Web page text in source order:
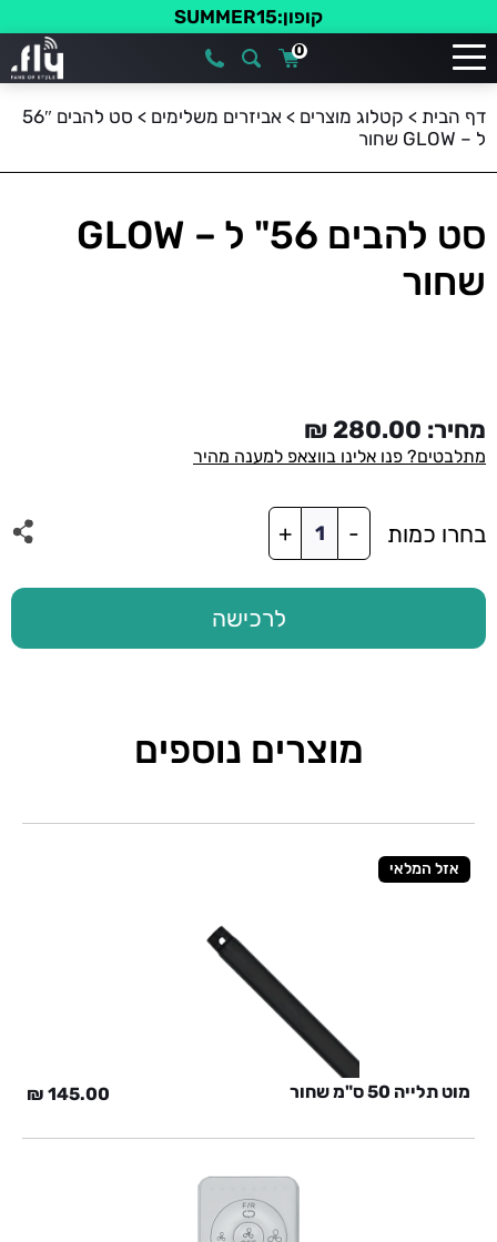
קופון:SUMMER15
0
דף הבית > קטלוג מוצרים > אביזרים משלימים >
סט להבים 56″
ל – GLOW שחור
סט להבים 56" ל – GLOW
שחור
מחיר: 280.00
₪
מתלבטים? פנו אלינו בווצאפ למענה מהיר
בחרו כמות -
של
סט
להבים
-
+
לרכישה
מוצרים נוספים
אזל המלאי
מוט תלייה 50 ס"מ שחור 145.00
₪